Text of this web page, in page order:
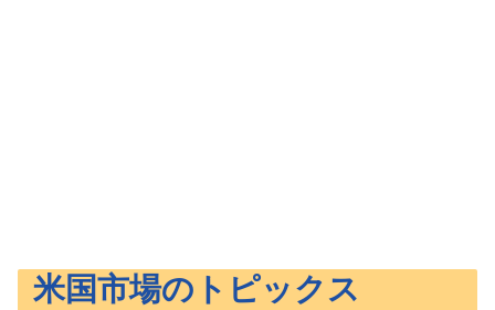
米国市場のトピックス